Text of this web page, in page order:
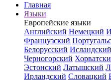
Главная
Языки
Европейские языки
Английский Немецкий
Французский
Белорусский Исландский
Черногорский
Эстонский Латышский
Ирландский Словацкий